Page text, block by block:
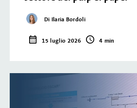
Di Ilaria Bordoli
15 luglio 2026 4 min